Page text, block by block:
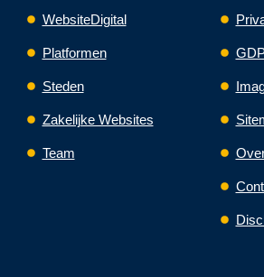
WebsiteDigital
Platformen
Steden
Zakelijke Websites
Team